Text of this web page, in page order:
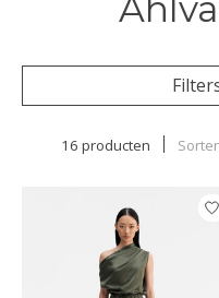
16 producten